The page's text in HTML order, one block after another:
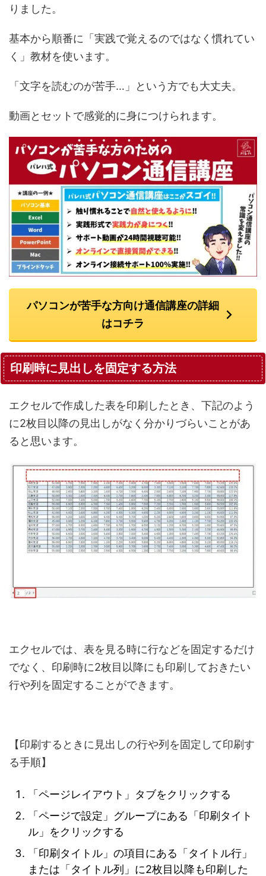
りました。
基本から順番に「実践で覚えるのではなく慣れてい
く」教材を使います。
「文字を読むのが苦手…」という方でも大丈夫。
動画とセットで感覚的に身につけられます。
パソコンが苦手な方向け通信講座の詳細
はコチラ
印刷時に見出しを固定する方法
エクセルで作成した表を印刷したとき、下記のよう
に2枚目以降の見出しがなく分かりづらいことがあ
ると思います。
エクセルでは、表を見る時に行などを固定するだけ
でなく、印刷時に2枚目以降にも印刷しておきたい
行や列を固定することができます。
【印刷するときに見出しの行や列を固定して印刷す
る手順】
「ページレイアウト」タブをクリックする
「ページで設定」グループにある「印刷タイト
ル」をクリックする
「印刷タイトル」の項目にある「タイトル行」
または「タイトル列」に2枚目以降も印刷した